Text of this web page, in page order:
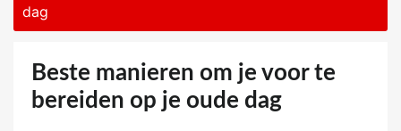
dag
Beste manieren om je voor te
bereiden op je oude dag